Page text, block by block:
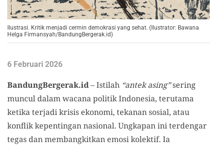
Ilustrasi. Kritik menjadi cermin demokrasi yang sehat. (Ilustrator: Bawana
Helga Firmansyah/BandungBergerak.id)
6 Februari 2026
BandungBergerak.id– Istilah “antek asing”sering
muncul dalam wacana politik Indonesia, terutama
ketika terjadi krisis ekonomi, tekanan sosial, atau
konflik kepentingan nasional. Ungkapan ini terdengar
tegas dan membangkitkan emosi kolektif. Ia